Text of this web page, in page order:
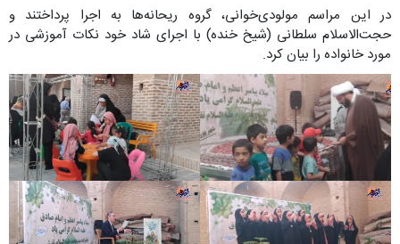
در این مراسم مولودی‌خوانی، گروه ریحانه‌ها به اجرا پرداختند و
حجت‌الاسلام سلطانی (شیخ خنده) با اجرای شاد خود نکات آموزشی در
مورد خانواده را بیان کرد.